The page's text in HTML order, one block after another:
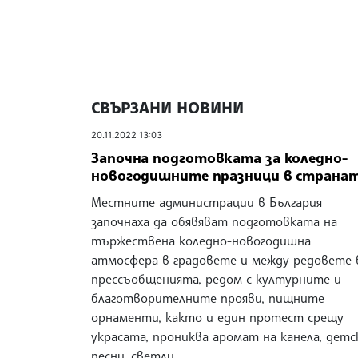
СВЪРЗАНИ НОВИНИ
20.11.2022 13:03
Започна подготовката за коледно-
новогодишните празници в
Местните администрации в България
започнаха да обявяват подготовката на
тържествена коледно-новогодишна
атмосфера в градовете и между редовете
прессъобщенията, редом с културните и
благотворителните прояви, пищните
орнаменти, както и един протест срещу
украсата, прониква аромат на канела,